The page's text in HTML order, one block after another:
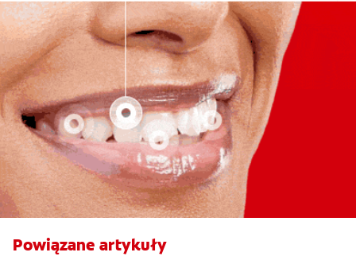
Powiązane artykuły